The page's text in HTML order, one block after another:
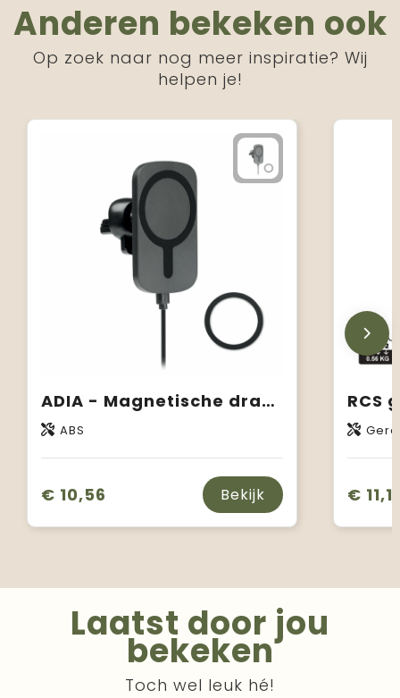
Anderen bekeken ook
Op zoek naar nog meer inspiratie? Wij
helpen je!
ADIA - Magnetische draadloze lader 15W
ABS
€ 10,56 Bekijk €
Laatst door jou
bekeken
Toch wel leuk hé!